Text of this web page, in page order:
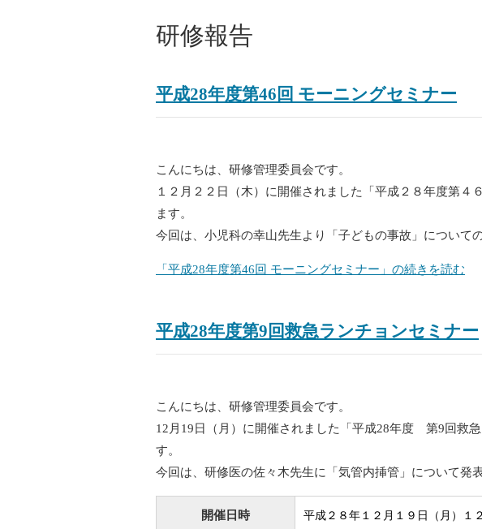
研修報告
平成28年度第46回 モーニングセミナー
こんにちは、研修管理委員会です。
１２月２２日（木）に開催されました「平成２８年度第４
ます。
今回は、小児科の幸山先生より「子どもの事故」について
「平成28年度第46回 モーニングセミナー」の続きを読む
平成28年度第9回救急ランチョンセミナー
こんにちは、研修管理委員会です。
12月19日（月）に開催されました「平成28年度 第9回救
す。
今回は、研修医の佐々木先生に「気管内挿管」について発
開催日時 平成２８年１２月１９ 日（月）１